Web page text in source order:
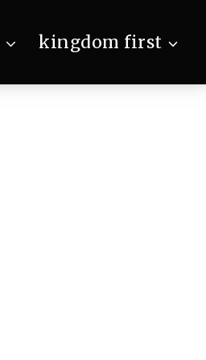
kingdom first